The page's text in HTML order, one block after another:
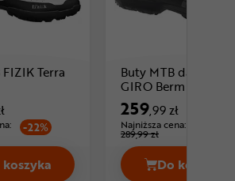
Terra
-22%
Buty MTB FIZIK Terra Atlas Cena
Buty MTB damskie
GIRO Berm
259,99 zł
Najniższa cena:
289,99 zł
Do koszyka
Buty